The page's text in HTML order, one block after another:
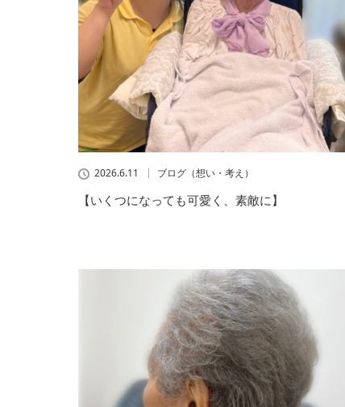
2026.6.11 ブログ（想い・考え）
【いくつになっても可愛く、素敵に】